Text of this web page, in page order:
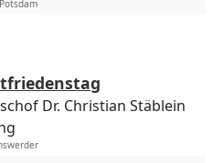
Dr. Christian Stäblein